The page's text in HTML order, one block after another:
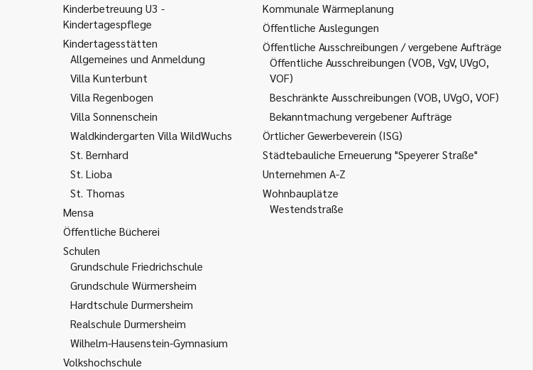
Kinderbetreuung U3 -
Kindertagespflege
Kindertagesstätten
Allgemeines und Anmeldung
Villa Kunterbunt
Villa Regenbogen
Villa Sonnenschein
Waldkindergarten Villa WildWuchs
St. Bernhard
St. Lioba
St. Thomas
Mensa
Öffentliche Bücherei
Schulen
Grundschule Friedrichschule
Grundschule Würmersheim
Hardtschule Durmersheim
Realschule Durmersheim
Wilhelm-Hausenstein-Gymnasium
Volkshochschule
Kommunale Wärmeplanung
Öffentliche Auslegungen
Öffentliche Ausschreibungen / vergebene Aufträge
Öffentliche Ausschreibungen (VOB, VgV, UVgO,
VOF)
Beschränkte Ausschreibungen (VOB, UVgO, VOF)
Bekanntmachung vergebener Aufträge
Örtlicher Gewerbeverein (ISG)
Städtebauliche Erneuerung "Speyerer Straße"
Unternehmen A-Z
Wohnbauplätze
Westendstraße